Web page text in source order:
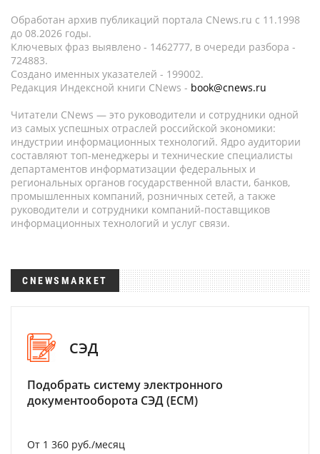
Обработан архив публикаций портала CNews.ru c 11.1998
до 08.2026 годы.
Ключевых фраз выявлено - 1462777, в очереди разбора -
724883.
Создано именных указателей - 199002.
Редакция Индексной книги CNews - book@cnews.ru
Читатели CNews — это руководители и сотрудники одной
из самых успешных отраслей российской экономики:
индустрии информационных технологий. Ядро аудитории
составляют топ-менеджеры и технические специалисты
департаментов информатизации федеральных и
региональных органов государственной власти, банков,
промышленных компаний, розничных сетей, а также
руководители и сотрудники компаний-поставщиков
информационных технологий и услуг связи.
CNEWSMARKET
СЭД
Подобрать систему электронного
документооборота СЭД (ECM)
От 1 360 руб./месяц